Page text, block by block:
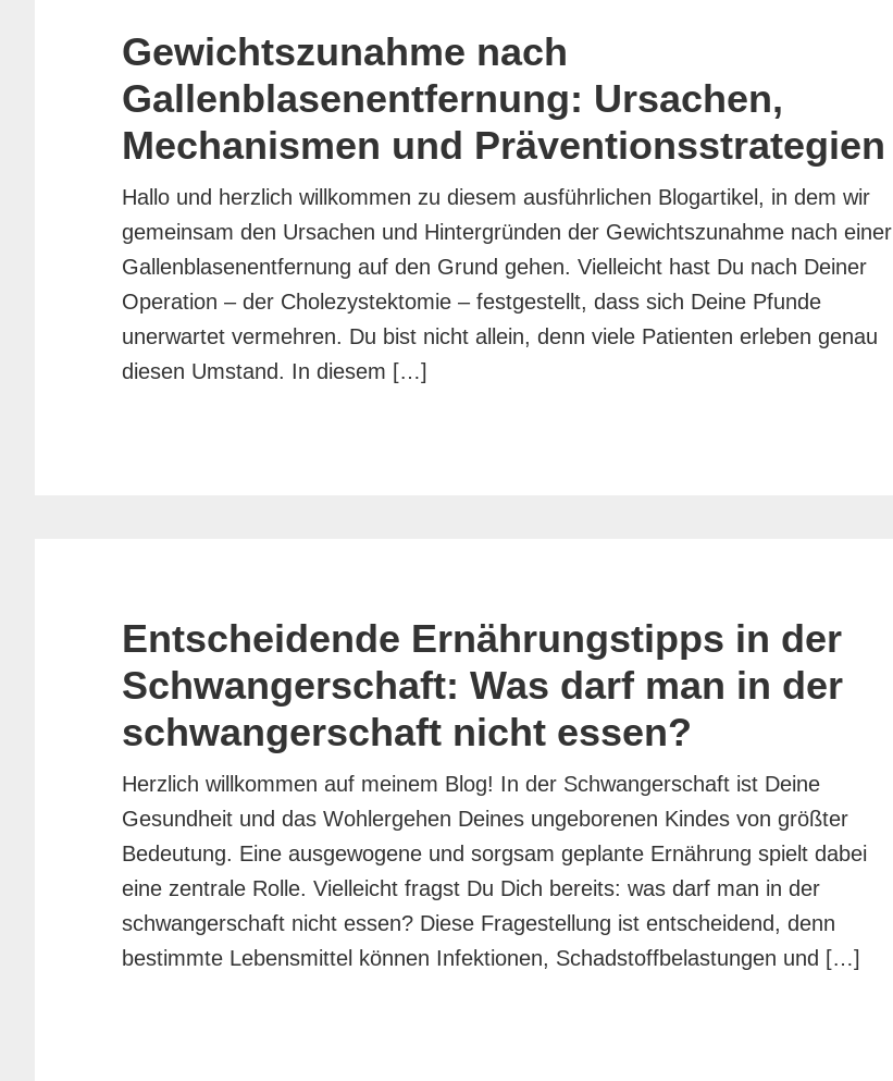
Gewichtszunahme nach
Gallenblasenentfernung: Ursachen,
Mechanismen und Präventionsstrategien
Hallo und herzlich willkommen zu diesem ausführlichen Blogartikel, in dem wir
gemeinsam den Ursachen und Hintergründen der Gewichtszunahme nach einer
Gallenblasenentfernung auf den Grund gehen. Vielleicht hast Du nach Deiner
Operation – der Cholezystektomie – festgestellt, dass sich Deine Pfunde
unerwartet vermehren. Du bist nicht allein, denn viele Patienten erleben genau
diesen Umstand. In diesem […]
Entscheidende Ernährungstipps in der
Schwangerschaft: Was darf man in der
schwangerschaft nicht essen?
Herzlich willkommen auf meinem Blog! In der Schwangerschaft ist Deine
Gesundheit und das Wohlergehen Deines ungeborenen Kindes von größter
Bedeutung. Eine ausgewogene und sorgsam geplante Ernährung spielt dabei
eine zentrale Rolle. Vielleicht fragst Du Dich bereits: was darf man in der
schwangerschaft nicht essen? Diese Fragestellung ist entscheidend, denn
bestimmte Lebensmittel können Infektionen, Schadstoffbelastungen und […]